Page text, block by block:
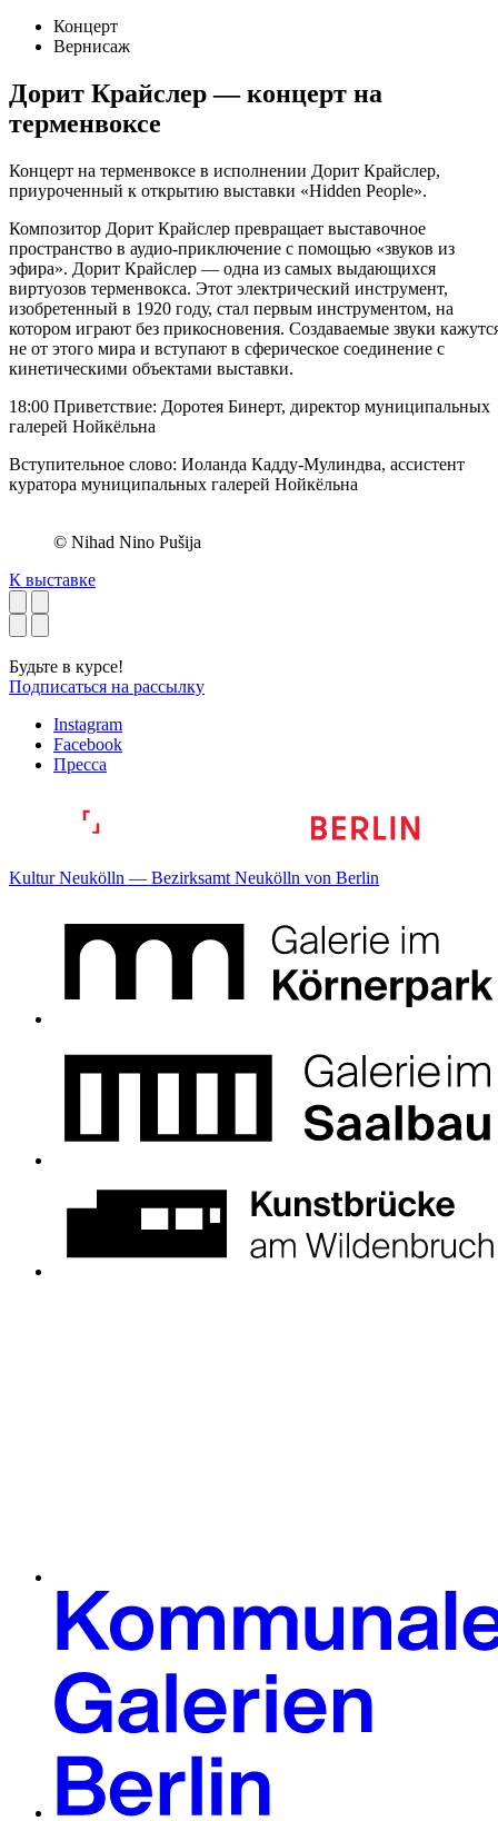
Концерт
Вернисаж
Дорит Крайслер — концерт на
терменвоксе
Концерт на терменвоксе в исполнении Дорит Крайслер,
приуроченный к открытию выставки «Hidden People».
Композитор Дорит Крайслер превращает выставочное
пространство в аудио-приключение с помощью «звуков из
эфира». Дорит Крайслер — одна из самых выдающихся
виртуозов терменвокса. Этот электрический инструмент,
изобретенный в 1920 году, стал первым инструментом, на
котором играют без прикосновения. Создаваемые звуки
не от этого мира и вступают в сферическое соединение с
кинетическими объектами выставки.
18:00 Приветствие: Доротея Бинерт, директор муниципальных
галерей Нойкёльна
Вступительное слово: Иоланда Кадду-Мулиндва, ассистент
куратора муниципальных галерей Нойкёльна
© Nihad Nino Pušija
К выставке
Будьте в курсе!
Подписаться на рассылку
Instagram
Facebook
Пресса
Kultur Neukölln — Bezirksamt Neukölln von Berlin